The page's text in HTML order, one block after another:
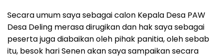
Secara umum saya sebagai calon Kepala Desa PAW
Desa Deling merasa dirugikan dan hak saya sebagai
peserta juga diabaikan oleh pihak panitia, oleh sebab
itu, besok hari Senen akan saya sampaikan secara